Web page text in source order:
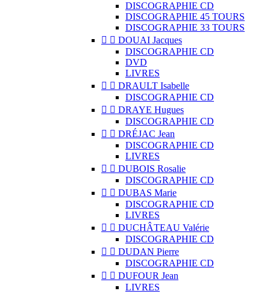
DISCOGRAPHIE CD
DISCOGRAPHIE 45 TOURS
DISCOGRAPHIE 33 TOURS
  DOUAI Jacques
DISCOGRAPHIE CD
DVD
LIVRES
  DRAULT Isabelle
DISCOGRAPHIE CD
  DRAYE Hugues
DISCOGRAPHIE CD
  DRÉJAC Jean
DISCOGRAPHIE CD
LIVRES
  DUBOIS Rosalie
DISCOGRAPHIE CD
  DUBAS Marie
DISCOGRAPHIE CD
LIVRES
  DUCHÂTEAU Valérie
DISCOGRAPHIE CD
  DUDAN Pierre
DISCOGRAPHIE CD
  DUFOUR Jean
LIVRES